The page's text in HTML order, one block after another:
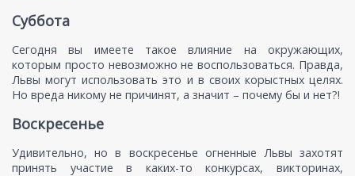
Суббота
Сегодня вы имеете такое влияние на окружающих,
которым просто невозможно не воспользоваться. Правда,
Львы могут использовать это и в своих корыстных целях.
Но вреда никому не причинят, а значит – почему бы и нет?!
Воскресенье
Удивительно, но в воскресенье огненные Львы захотят
принять участие в каких-то конкурсах, викторинах,